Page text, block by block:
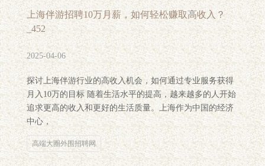
上海伴游招聘10万月薪，如何轻松赚取高收入？
_452
2025-04-06
探讨上海伴游行业的高收入机会，如何通过专业服务获得
月入10万的目标 随着生活水平的提高，越来越多的人开始
追求更高的收入和更好的生活质量。上海作为中国的经济
中心，
高端大圈外围招聘网